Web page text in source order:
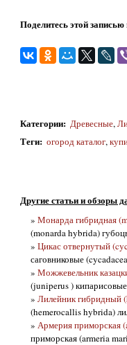
Поделитесь этой
Категории: Древесные,
Теги: огород каталог,
Другие статьи и обзоры
» Монарда гибридная
(monarda hybrida)
» Цикас отвернутый
саговниковые
» Можжевельник
(juniperus )
» Лилейник гибридный
(hemerocallis hybrida)
» Армерия приморская
приморская (armeria